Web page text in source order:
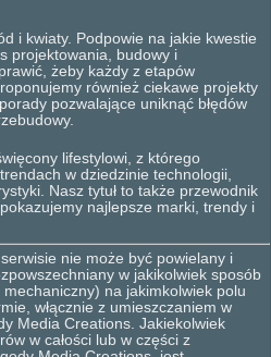
i kwiaty. Podpowie na jakie kwestie
projektowania, budowy i
żeby każdy z etapów
również ciekawe projekty
pozwalające uniknąć błędów
lifestylowi, z którego
w dziedzinie technologii,
Nasz tytuł to także przewodnik
najlepsze marki, trendy i
nie może być powielany i
w jakikolwiek sposób
na jakimkolwiek polu
włącznie z umieszczaniem w
Media Creations. Jakiekolwiek
w całości lub w części z